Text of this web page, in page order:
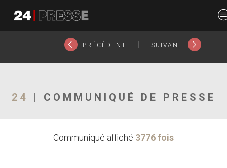
Communiqués de
PRÉCÉDENT SUIVANT
24 | COMMUNIQUÉ DE PRESSE
Communiqué affiché 3776 fois